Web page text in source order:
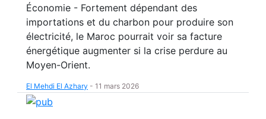
Économie - Fortement dépendant des
importations et du charbon pour produire son
électricité, le Maroc pourrait voir sa facture
énergétique augmenter si la crise perdure au
Moyen-Orient.
El Mehdi El Azhary - 11 mars 2026